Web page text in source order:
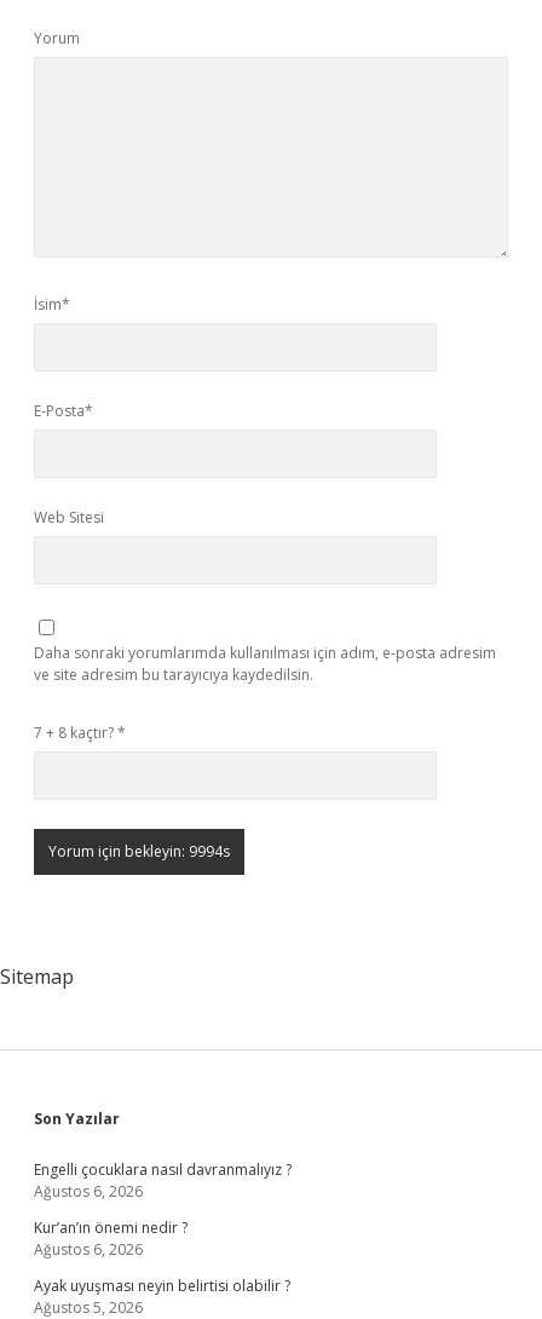
Yorum
İsim*
E-Posta*
Web Sitesi
Daha sonraki yorumlarımda kullanılması için adım, e-posta adresim
ve site adresim bu tarayıcıya kaydedilsin.
7 + 8 kaçtır?*
Sitemap
Sidebar
Son Yazılar
Engelli çocuklara nasıl davranmalıyız ?
Ağustos 6, 2026
Kur’an’ın önemi nedir ?
Ağustos 6, 2026
Ayak uyuşması neyin belirtisi olabilir ?
Ağustos 5, 2026